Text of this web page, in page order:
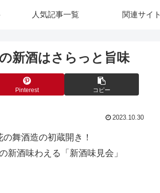
人気記事一覧 関連サイト
新酒はさらっと旨味
Pinterest コピー
2023.10.30
舞酒造の初蔵開き！
新酒味わえる「新酒味見会」